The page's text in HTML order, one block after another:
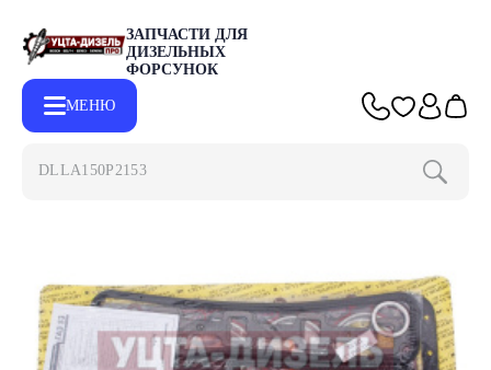
ЗАПЧАСТИ ДЛЯ
ДИЗЕЛЬНЫХ
ФОРСУНОК
МЕНЮ
DLLA150P2153